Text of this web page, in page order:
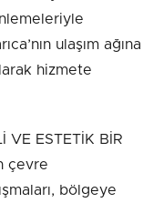
ulaşım ağına
hizmete
VE ESTETİK BİR
çevre
bölgeye